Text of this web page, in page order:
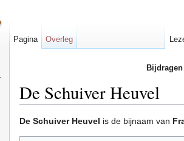
De Schuiver Heuvel
De Schuiver Heuvel is de bijnaam van
Pagina Overleg